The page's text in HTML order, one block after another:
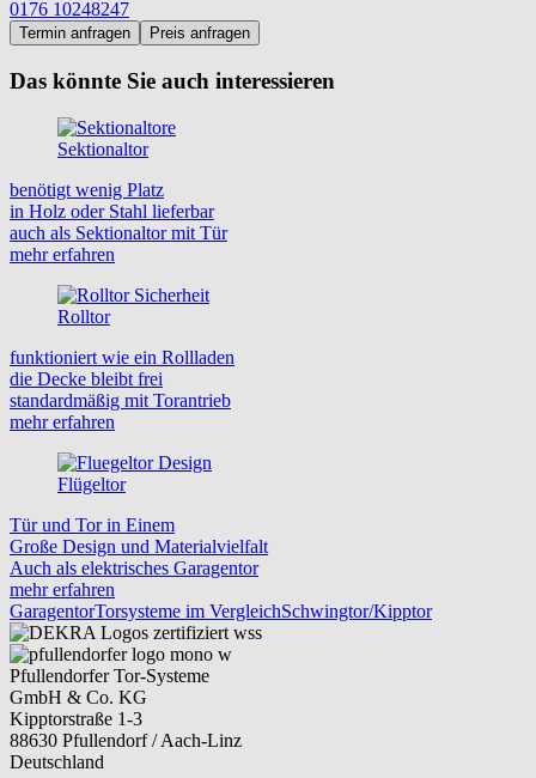
0176 10248247
Termin anfragen Preis anfragen
Das könnte Sie auch interessieren
Sektionaltor
benötigt wenig Platz
in Holz oder Stahl lieferbar
auch als Sektionaltor mit Tür
mehr erfahren
Rolltor
funktioniert wie ein Rollladen
die Decke bleibt frei
standardmäßig mit Torantrieb
mehr erfahren
Flügeltor
Tür und Tor in Einem
Große Design und Materialvielfalt
Auch als elektrisches Garagentor
mehr erfahren
GaragentorTorsysteme im VergleichSchwingtor/Kipptor
Pfullendorfer Tor-Systeme
GmbH & Co. KG
Kipptorstraße 1-3
88630 Pfullendorf / Aach-Linz
Deutschland